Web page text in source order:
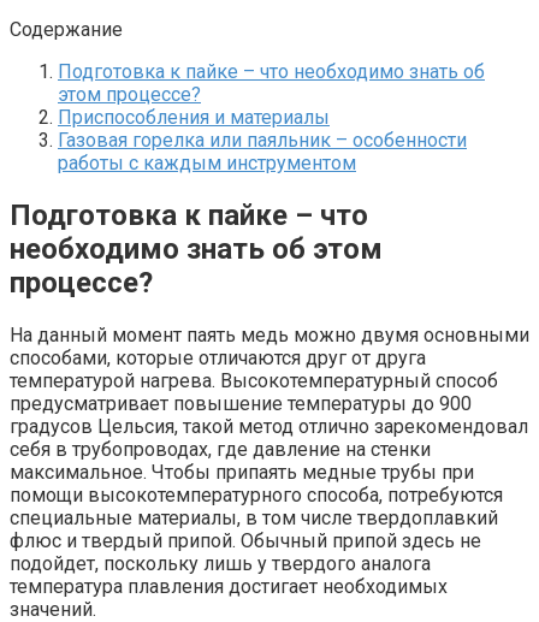
Содержание
Подготовка к пайке – что необходимо знать об
этом процессе?
Приспособления и материалы
Газовая горелка или паяльник – осо​бенности
работы с каждым инструментом
Подготовка к пайке – что
необходимо знать об этом
процессе?
На данный момент паять медь можно двумя основными
способами, которые отличаются друг от друга
температурой нагрева. Высокотемпературный способ
предусматривает повышение температуры до 900
градусов Цельсия, такой метод отлично зарекомендовал
себя в трубопроводах, где давление на стенки
максимальное. Чтобы припаять медные трубы при
помощи высокотемпературного способа, потребуются
специальные материалы, в том числе твердоплавкий
флюс и твердый припой. Обычный припой здесь не
подойдет, поскольку лишь у твердого аналога
температура плавления достигает необходимых
значений.